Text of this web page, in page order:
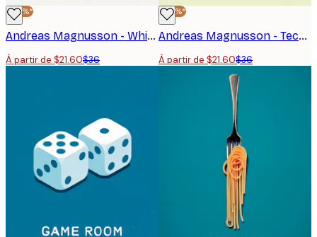
-40%*
Andreas Magnusson - Whiskey Therapy Drip Affiche
À partir de $21.60$36
-40%*
Andreas Magnusson - Teckel fantaisiste Affiche
À partir de $21.60$36